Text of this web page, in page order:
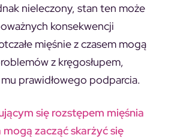
nieleczony, stan ten może
konsekwencji
mięśnie z czasem mogą
z kręgosłupem,
prawidłowego podparcia.
się rozstępem mięśnia
zacząć skarżyć się